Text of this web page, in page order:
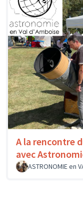
A la rencontre
avec
ASTRONOMIE en